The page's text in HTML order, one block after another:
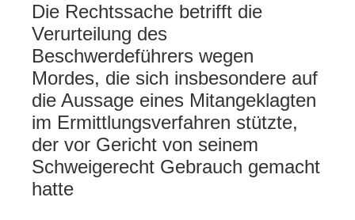
Die Rechtssache betrifft die
Verurteilung des
Beschwerdeführers wegen
Mordes, die sich insbesondere auf
die Aussage eines Mitangeklagten
im Ermittlungsverfahren stützte,
der vor Gericht von seinem
Schweigerecht Gebrauch gemacht
hatte